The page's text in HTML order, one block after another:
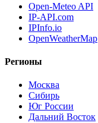
Open-Meteo API
IP-API.com
IPInfo.io
OpenWeatherMap
Регионы
Москва
Сибирь
Юг России
Дальний Восток